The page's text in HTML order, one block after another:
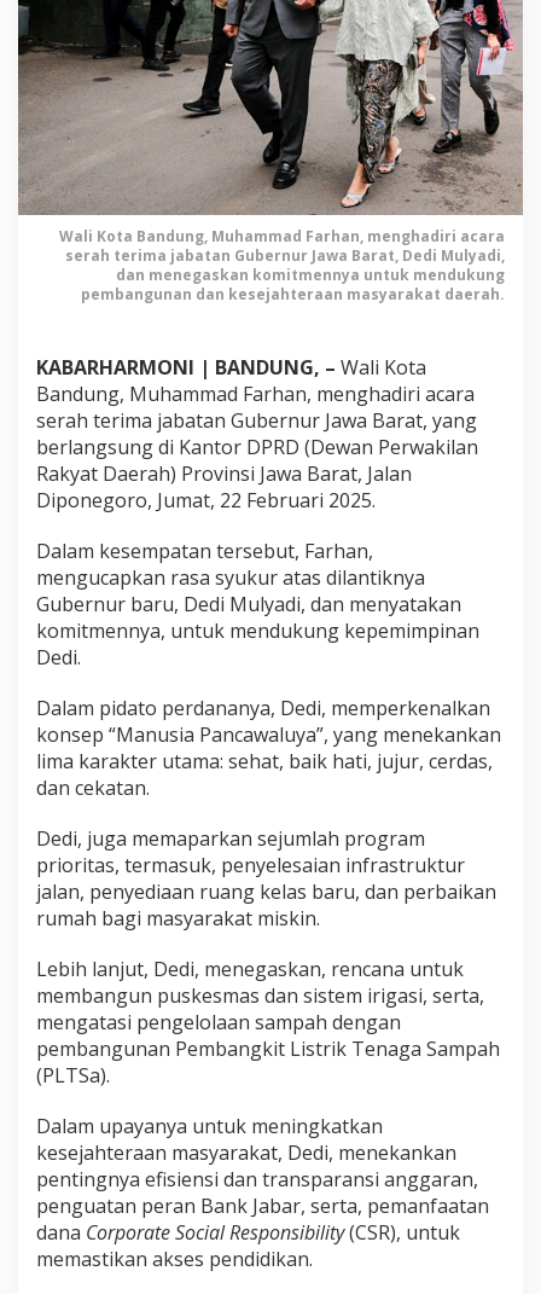
u
k
u
n
g
G
e
r
n
u
r
d
i
M
u
l
y
i
,
K
o
t
m
e
n
u
k
P
m
b
a
n
n
a
d
a
n
K
Wali Kota Bandung, Muhammad Farhan, menghadiri acara
serah terima jabatan Gubernur Jawa Barat, Dedi Mulyadi,
dan menegaskan komitmennya untuk mendukung
pembangunan dan kesejahteraan masyarakat daerah.
KABARHARMONI | BANDUNG, – Wali Kota
Bandung, Muhammad Farhan, menghadiri acara
serah terima jabatan Gubernur Jawa Barat, yang
berlangsung di Kantor DPRD (Dewan Perwakilan
Rakyat Daerah) Provinsi Jawa Barat, Jalan
Diponegoro, Jumat, 22 Februari 2025.
Dalam kesempatan tersebut, Farhan,
mengucapkan rasa syukur atas dilantiknya
Gubernur baru, Dedi Mulyadi, dan menyatakan
komitmennya, untuk mendukung kepemimpinan
Dedi.
Dalam pidato perdananya, Dedi, memperkenalkan
konsep “Manusia Pancawaluya”, yang menekankan
lima karakter utama: sehat, baik hati, jujur, cerdas,
dan cekatan.
Dedi, juga memaparkan sejumlah program
prioritas, termasuk, penyelesaian infrastruktur
jalan, penyediaan ruang kelas baru, dan perbaikan
rumah bagi masyarakat miskin.
Lebih lanjut, Dedi, menegaskan, rencana untuk
membangun puskesmas dan sistem irigasi, serta,
mengatasi pengelolaan sampah dengan
pembangunan Pembangkit Listrik Tenaga Sampah
(PLTSa).
Dalam upayanya untuk meningkatkan
kesejahteraan masyarakat, Dedi, menekankan
pentingnya efisiensi dan transparansi anggaran,
penguatan peran Bank Jabar, serta, pemanfaatan
dana Corporate Social Responsibility(CSR), untuk
memastikan akses pendidikan.